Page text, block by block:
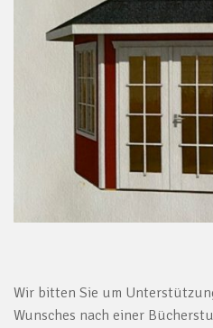
Wir bitten Sie um
Wunsches nach einer